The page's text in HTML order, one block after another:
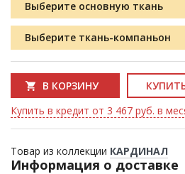
Выберите основную ткань
Выберите ткань-компаньон
В КОРЗИНУ
Купить в кредит от 3 467 руб. в
Товар из коллекции КАРДИНАЛ
Информация о доставке